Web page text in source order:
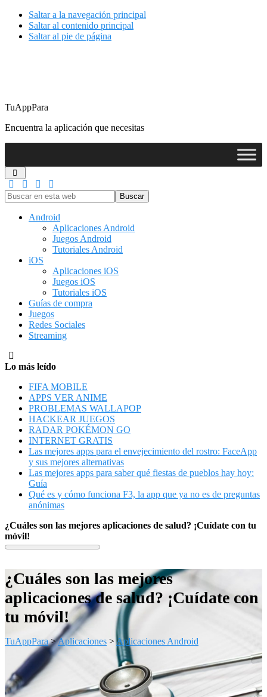
Saltar a la navegación principal
Saltar al contenido principal
Saltar al pie de página
TuAppPara
Encuentra la aplicación que necesitas
Buscar
en
Android
Aplicaciones Android
Juegos Android
Tutoriales Android
iOS
Aplicaciones iOS
Juegos iOS
Tutoriales iOS
Guías de compra
Juegos
Redes Sociales
Streaming
Lo más leído
FIFA MOBILE
APPS VER ANIME
PROBLEMAS WALLAPOP
HACKEAR JUEGOS
RADAR POKÉMON GO
INTERNET GRATIS
Las mejores apps para el envejecimiento del rostro: FaceApp
y sus mejores alternativas
Las mejores apps para saber qué fiestas de pueblos hay hoy:
Guía
Qué es y cómo funciona F3, la app que ya no es de preguntas
anónimas
¿Cuáles son las mejores aplicaciones de salud? ¡Cuídate con tu
móvil!
¿Cuáles son las mejores
aplicaciones de salud? ¡Cuídate con
tu móvil!
TuAppPara>Aplicaciones >Aplicaciones Android